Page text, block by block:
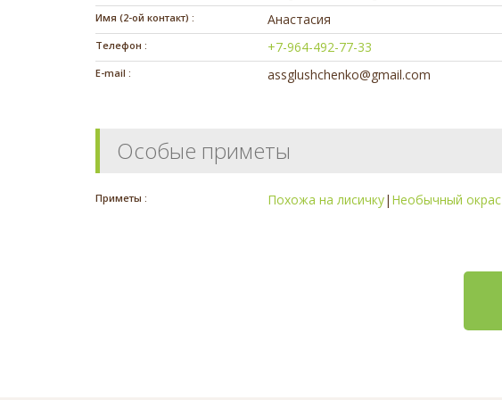
Имя (2-ой контакт) : Анастасия
Телефон : +7-964-492-77-33
E-mail : assglushchenko@gmail.com
Особые приметы
Приметы : Похожа на лисичку| Необычный окрас